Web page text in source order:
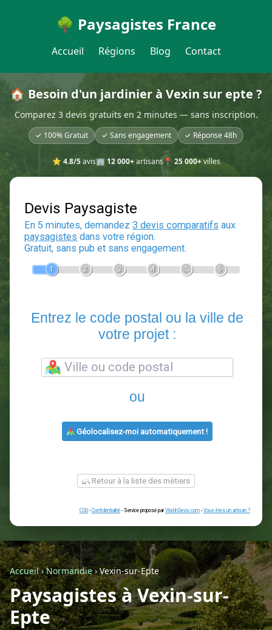
🌳 Paysagistes France
Accueil Régions Blog Contact
🏠 Besoin d'un jardinier à Vexin sur epte ?
Comparez 3 devis gratuits en 2 minutes — sans inscription.
✓ 100% Gratuit ✓ Sans engagement ✓ Réponse 48h
⭐ 4.8/5avis🏢 12 000+artisans📍 25 000+villes
Devis Paysagiste
En 5 minutes, demandez3 devis comparatifs
votre projet :
ou
Géolocalisez-moi automatiquement !
Retour à la liste des métiers
CGU-Confidentialité- Service proposé parViteUnDevis.com -Vous
Accueil›Normandie › Vexin-sur-Epte
Paysagistes à Vexin-sur-
Epte